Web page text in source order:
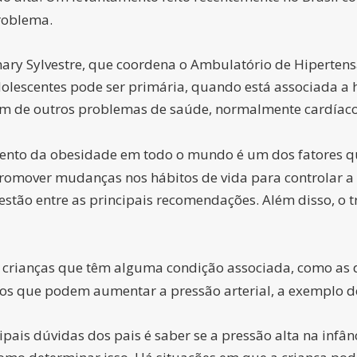
Sylvestre, que coordena o Ambulatório de
pode ser primária, quando está associada
de outros problemas de saúde, normalmente
da obesidade em todo o mundo é um dos fatores
mudanças nos hábitos de vida para controlar
entre as principais recomendações. Além disso,
que têm alguma condição associada, como as
que podem aumentar a pressão arterial, a exemplo
dúvidas dos pais é saber se a pressão alta na